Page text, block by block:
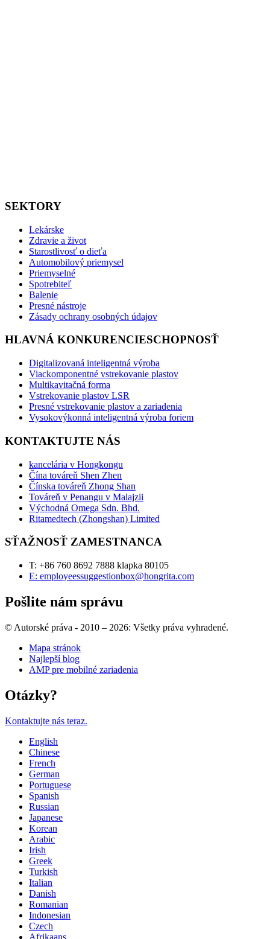
SEKTORY
Lekárske
Zdravie a život
Starostlivosť o dieťa
Automobilový priemysel
Priemyselné
Spotrebiteľ
Balenie
Presné nástroje
Zásady ochrany osobných údajov
HLAVNÁ KONKURENCIESCHOPNOSŤ
Digitalizovaná inteligentná výroba
Viackomponentné vstrekovanie plastov
Multikavitačná forma
Vstrekovanie plastov LSR
Presné vstrekovanie plastov a zariadenia
Vysokovýkonná inteligentná výroba foriem
KONTAKTUJTE NÁS
kancelária v Hongkongu
Čína továreň Shen Zhen
Čínska továreň Zhong Shan
Továreň v Penangu v Malajzii
Východná Omega Sdn. Bhd.
Ritamedtech (Zhongshan) Limited
SŤAŽNOSŤ ZAMESTNANCA
T: +86 760 8692 7888 klapka 80105
E: employeessuggestionbox@hongrita.com
Pošlite nám správu
© Autorské práva - 2010 – 2026: Všetky práva vyhradené.
Mapa stránok
Najlepší blog
AMP pre mobilné zariadenia
Otázky?
Kontaktujte nás teraz.
English
Chinese
French
German
Portuguese
Spanish
Russian
Japanese
Korean
Arabic
Irish
Greek
Turkish
Italian
Danish
Romanian
Indonesian
Czech
Afrikaans